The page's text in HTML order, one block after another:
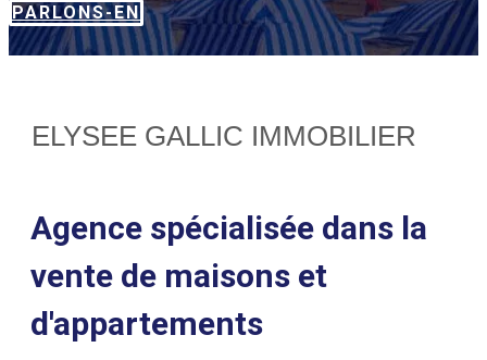
PARLONS-EN
ELYSEE GALLIC IMMOBILIER
Agence spécialisée dans la
vente de maisons et
d'appartements